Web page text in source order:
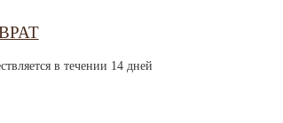
в течении 14 дней